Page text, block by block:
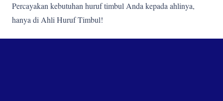
Percayakan kebutuhan huruf timbul Anda kepada ahlinya,
hanya di Ahli Huruf Timbul!